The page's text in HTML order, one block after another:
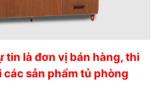
tin là đơn vị bán hàng, thi
sản phẩm tủ phòng